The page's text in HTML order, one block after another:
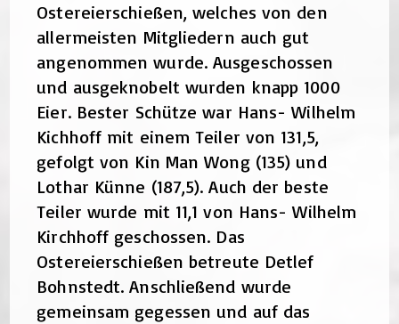
Ostereierschießen, welches von den
allermeisten Mitgliedern auch gut
angenommen wurde. Ausgeschossen
und ausgeknobelt wurden knapp 1000
Eier. Bester Schütze war Hans- Wilhelm
Kichhoff mit einem Teiler von 131,5,
gefolgt von Kin Man Wong (135) und
Lothar Künne (187,5). Auch der beste
Teiler wurde mit 11,1 von Hans- Wilhelm
Kirchhoff geschossen. Das
Ostereierschießen betreute Detlef
Bohnstedt. Anschließend wurde
gemeinsam gegessen und auf das